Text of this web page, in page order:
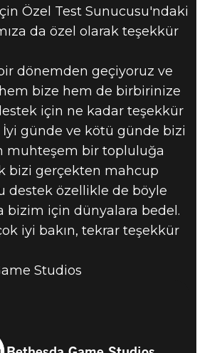
Özel Test Sunucusu'ndaki
da özel olarak teşekkür
dönemden geçiyoruz ve
bize hem de birbirinize
için ne kadar teşekkür
İyi günde ve kötü günde bizi
muhteşem bir topluluğa
bizi gerçekten mahcup
destek özellikle de böyle
bizim için dünyalara bedel.
iyi bakın, tekrar teşekkür
Studios